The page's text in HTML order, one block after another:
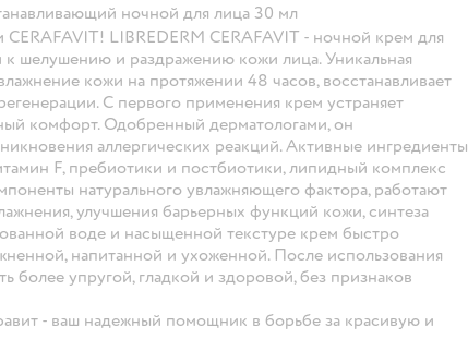
ночной для лица 30 мл
LIBREDERM CERAFAVIT - ночной крем для
шелушению и раздражению кожи лица. Уникальная
кожи на протяжении 48 часов, восстанавливает
С первого применения крем устраняет
комфорт. Одобренный дерматологами, он
аллергических реакций. Активные ингредиенты
F, пребиотики и постбиотики, липидный комплекс
натурального увлажняющего фактора, работают
улучшения барьерных функций кожи, синтеза
воде и насыщенной текстуре крем быстро
напитанной и ухоженной. После использования
более упругой, гладкой и здоровой, без признаков
- ваш надежный помощник в борьбе за красивую и